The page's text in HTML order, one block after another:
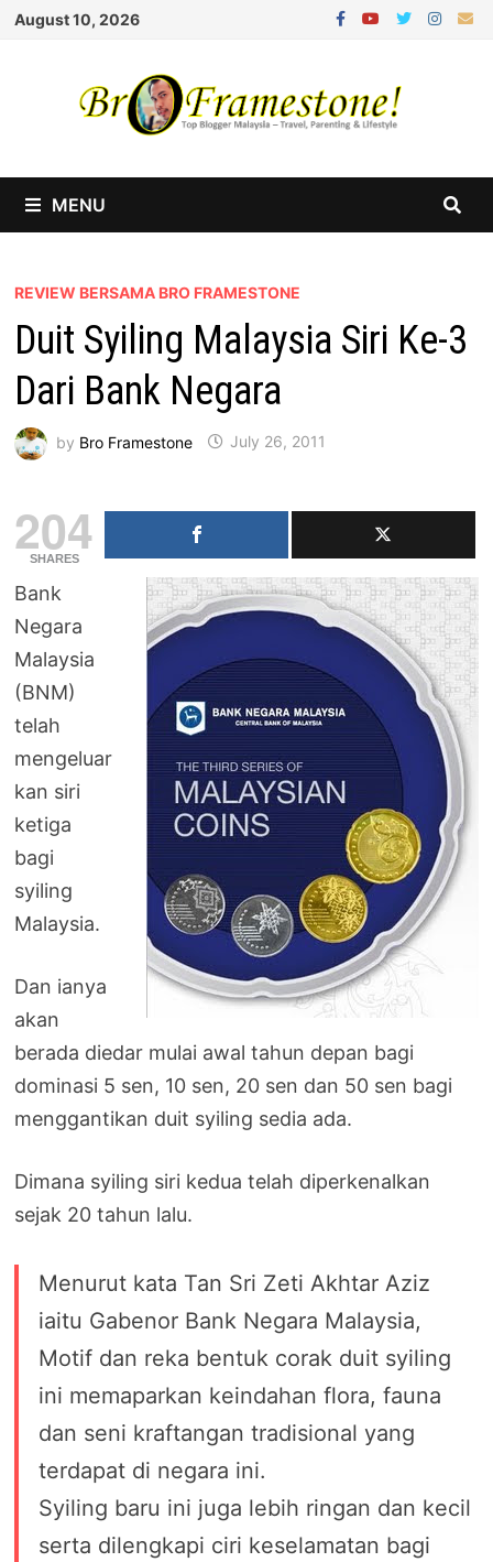
Skip
August 10, 2026
MENU
REVIEW BERSAMA BRO FRAMESTONE
Duit Syiling Malaysia Siri Ke-3
Dari Bank Negara
by Bro Framestone July 26, 2011
204
SHARES
Bank
Negara
Malaysia
(BNM)
telah
mengeluar
kan siri
ketiga
bagi
syiling
Malaysia.
Dan ianya
akan
berada diedar mulai awal tahun depan bagi
dominasi 5 sen, 10 sen, 20 sen dan 50 sen bagi
menggantikan duit syiling sedia ada.
Dimana syiling siri kedua telah diperkenalkan
sejak 20 tahun lalu.
Menurut kata Tan Sri Zeti Akhtar Aziz
iaitu Gabenor Bank Negara Malaysia,
Motif dan reka bentuk corak duit syiling
ini memaparkan keindahan flora, fauna
dan seni kraftangan tradisional yang
terdapat di negara ini.
Syiling baru ini juga lebih ringan dan kecil
serta dilengkapi ciri keselamatan bagi